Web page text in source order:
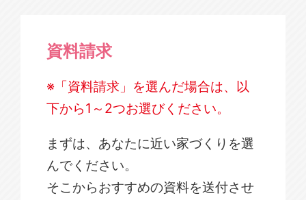
資料請求
※「資料請求」を選んだ場合は、以
下から1～2つお選びください。
まずは、あなたに近い家づくりを選
んでください。
そこからおすすめの資料を送付させ